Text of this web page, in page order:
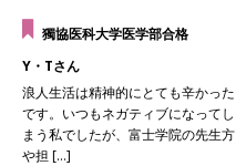
獨協医科大学医学部合格
Y・Tさん
浪人生活は精神的にとても辛かった
です。いつもネガティブになってし
まう私でしたが、富士学院の先生方
や担 […]